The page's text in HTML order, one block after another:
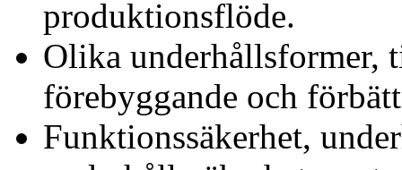
produktionsflöde.
Olika underhållsformer,
förebyggande och
Funktionssäkerhet,